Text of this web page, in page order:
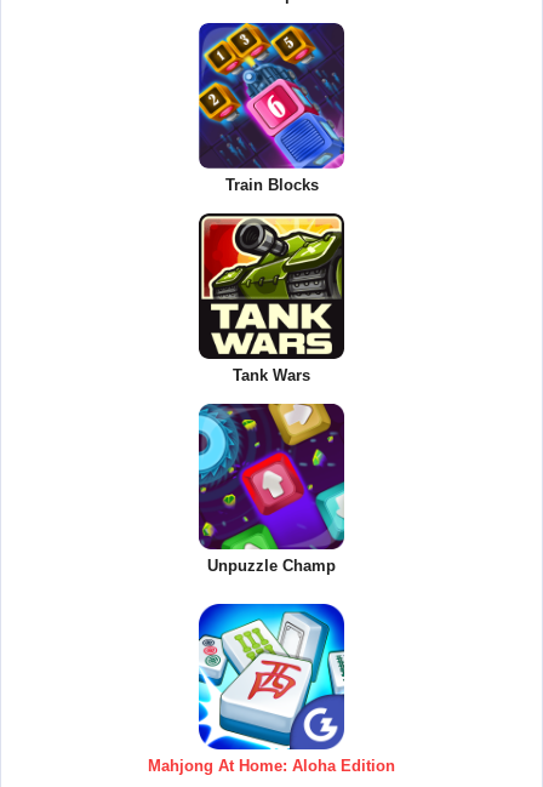
Train Blocks
Tank Wars
Unpuzzle Champ
Mahjong At Home: Aloha Edition